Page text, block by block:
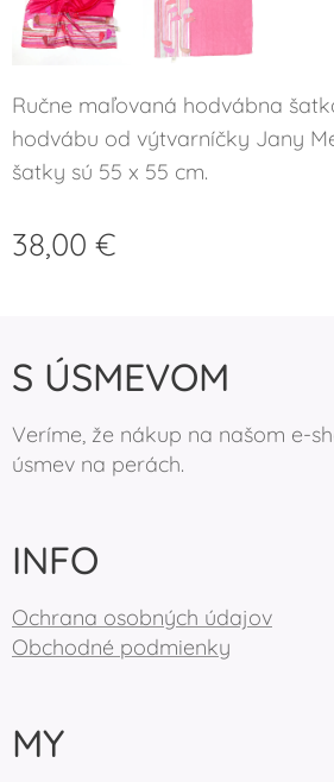
Ručne maľovaná hodvábna
hodvábu od výtvarníčky Jany
šatky sú 55 x 55 cm.
38,00 €
S ÚSMEVOM
Veríme, že nákup na našom e-
úsmev na perách.
INFO
Ochrana osobných údajov
Obchodné podmienky
MY